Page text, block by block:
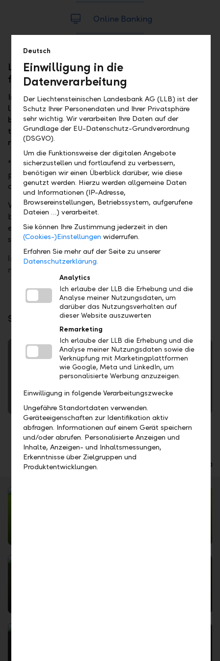
Online Banking
LLB: Your bank - with both stability and
foresight into the future
In a world of change, you long for a bank that
listens, understands, and acts. With "I want a
bank", we take your wishes seriously and present
the LLB in a new light – familiar, yet fresh and
ready for the future together.
"I want a bank" is more than a tagline - it's a
promise. You are at the centre of our efforts as we
combine tradition and progress.
With our re-alignment as one of the most trusted
banking institutions in the world, we strive to always
exceed your expectations. Together, we set
standards.
Intrigued? Explore our
new
Stay informed – read more here:
Trends and analyses
Capital & Markets – every other month, important
Private clients Corporate clients Institutional
Deutsch
Einwilligung in die
Datenverarbeitung
Der Liechtensteinischen Landesbank AG (LLB) ist der
Schutz Ihrer Personendaten und Ihrer Privatsphäre
sehr wichtig. Wir verarbeiten Ihre Daten auf der
Grundlage der EU-Datenschutz-Grundverordnung
(DSGVO).
Um die Funktionsweise der digitalen Angebote
sicherzustellen und fortlaufend zu verbessern,
benötigen wir einen Überblick darüber, wie diese
genutzt werden. Hierzu werden allgemeine Daten
und Informationen (IP-Adresse,
Browsereinstellungen, Betriebssystem, aufgerufene
Dateien …) verarbeitet.
Sie können Ihre Zustimmung jederzeit in den
(Cookies-)Einstellungen widerrufen.
Erfahren Sie mehr auf der Seite zu unserer
Datenschutzerklärung.
Analytics
Ich erlaube der LLB die Erhebung und die
Analyse meiner Nutzungsdaten, um
darüber das Nutzungsverhalten auf
dieser Website auszuwerten
Remarketing
Ich erlaube der LLB die Erhebung und die
Analyse meiner Nutzungsdaten sowie die
Verknüpfung mit Marketingplattformen
wie Google, Meta und LinkedIn, um
personalisierte Werbung anzuzeigen.
Einwilligung in folgende Verarbeitungszwecke
Ungefähre Standortdaten verwenden.
Geräteeigenschaften zur Identifikation aktiv
abfragen. Informationen auf einem Gerät speichern
und/oder abrufen. Personalisierte Anzeigen und
Inhalte, Anzeigen- und Inhaltsmessungen,
Erkenntnisse über Zielgruppen und
Produktentwicklungen.